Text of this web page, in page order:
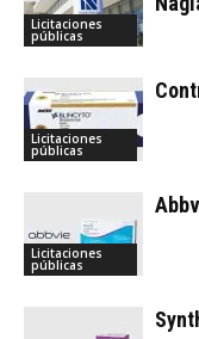
Licitaciones
públicas
Licitaciones
públicas
Licitaciones
públicas